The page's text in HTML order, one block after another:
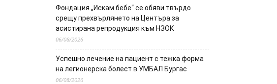
Фондация „Искам бебе“ се обяви твърдо
срещу прехвърлянето на Центъра за
асистирана репродукция към НЗОК
06/08/2026
Успешно лечение на пациент с тежка форма
на легионерска болест в УМБАЛ Бургас
06/08/2026